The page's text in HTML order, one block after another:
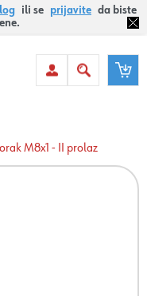
ili se prijavite da biste
M8x1 - II prolaz